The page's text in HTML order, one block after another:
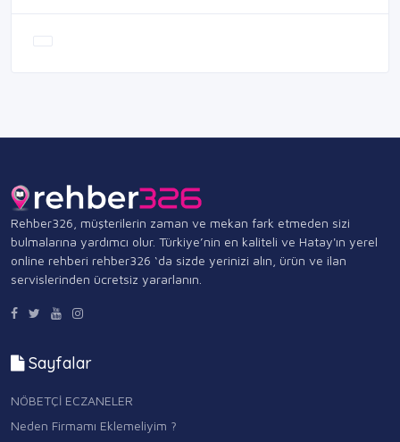
Rehber326, müşterilerin zaman ve mekan fark etmeden sizi
bulmalarına yardımcı olur. Türkiye’nin en kaliteli ve Hatay'ın yerel
online rehberi rehber326 ‘da sizde yerinizi alın, ürün ve ilan
servislerinden ücretsiz yararlanın.
Sayfalar
NÖBETÇİ ECZANELER
Neden Firmamı Eklemeliyim ?